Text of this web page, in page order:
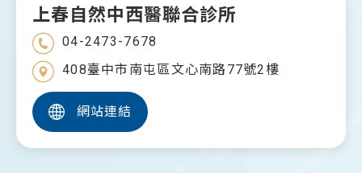
上春自然中西醫聯合診所
04-2473-7678
408臺中市南屯區文心南路77號2樓
網站連結